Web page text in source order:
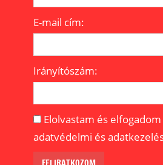
E-mail cím:
Irányítószám:
Elolvastam és elfogadom
adatvédelmi és